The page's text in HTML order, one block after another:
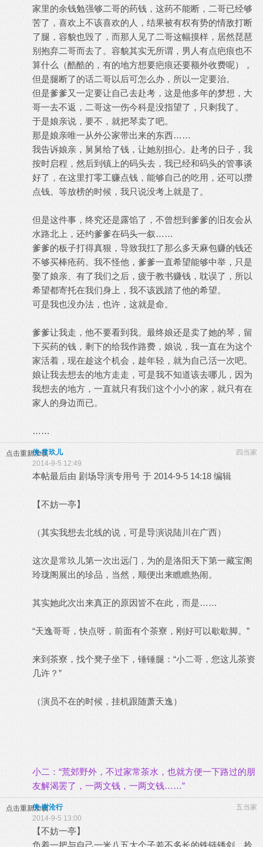
家里的余钱勉强够二哥的药钱，这药不能断，二哥已经够
苦了，喜欢上不该喜欢的人，结果被有权有势的情敌打断
了腿，容貌也毁了，而那人见了二哥这幅摸样，居然琵琶
别抱弃二哥而去了。容貌其实无所谓，男人有点疤痕也不
算什么（酷酷的，有的地方想要疤痕还要额外收费呢），
但是腿断了的话二哥以后可怎么办，所以一定要治。
但是爹爹又一定要让自己去赴考，这是他多年的梦想，大
哥一去不返，二哥这一伤今科是没指望了，只剩我了。
于是娘亲说，要不，就把琴卖了吧。
那是娘亲唯一从外公家带出来的东西……
我告诉娘亲，舅舅给了钱，让她别担心。赴考的日子，我
按时启程，然后到镇上的码头去，我已经和码头的管事谈
好了，在这里打零工赚点钱，能够自己的吃用，还可以攒
点钱。等放榜的时候，我只说没考上就是了。
但是这件事，终究还是露馅了，不曾想到爹爹的旧友会从
水路北上，还约爹爹在码头一叙……
爹爹的板子打得真狠，导致我扛了那么多天麻包赚的钱还
不够买棒疮药。我不怪他，爹爹一直希望能够中举，只是
娶了娘亲、有了我们之后，疲于教书赚钱，耽误了，所以
希望都寄托在我们身上，我不该践踏了他的希望。
可是我也没办法，也许，这就是命。
爹爹让我走，他不要看到我。最终娘还是卖了她的琴，留
下买药的钱，剩下的给我作路费，娘说，我一直在为这个
家活着，现在趁这个机会，趁年轻，就为自己活一次吧。
娘让我去想去的地方走走，可是我不知道该去哪儿，因为
我想去的地方，一直就只有我们这个小小的家，就只有在
家人的身边而已。
……
点击重新加载 四当家
侠-常玖儿
2014-9-5 12:49
本帖最后由 剧场导演专用号 于 2014-9-5 14:18 编辑
【不妨一亭】
（其实我想去北线的说，可是导演说陆川在广西）
这次是常玖儿第一次出远门，为的是洛阳天下第一藏宝阁
玲珑阁展出的珍品，当然，顺便出来瞧瞧热闹。
其实她此次出来真正的原因皆不在此，而是……
“天逸哥哥，快点呀，前面有个茶寮，刚好可以歇歇脚。”
来到茶寮，找个凳子坐下，锤锤腿：“小二哥，您这儿茶资
几许？”
（演员不在的时候，挂机跟随萧天逸）
小二：“荒郊野外，不过家常茶水，也就方便一下路过的朋
友解渴罢了，一两文钱，一两文钱……”
点击重新加载 五当家
侠·谢沧行
2014-9-5 13:00
【不妨一亭】
负着一把与自己一米八五大个子差不多长的铁链锈剑，拎